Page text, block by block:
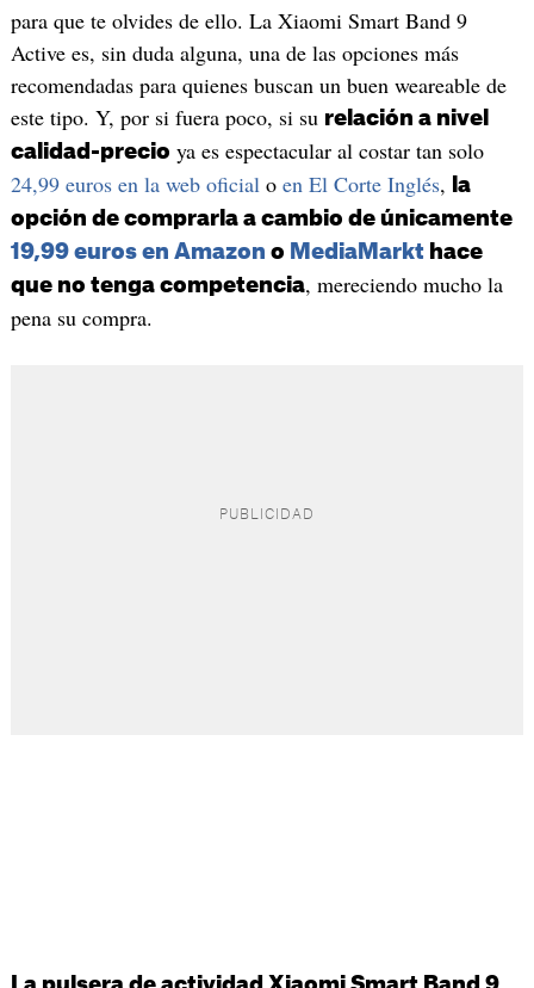
para que te olvides de ello. La Xiaomi Smart Band 9
Active es, sin duda alguna, una de las opciones más
recomendadas para quienes buscan un buen weareable de
este tipo. Y, por si fuera poco, si su relación a nivel
calidad-precio ya es espectacular al costar tan solo
24,99 euros en la web oficial o en El Corte Inglés,
la
opción de comprarla a cambio de únicamente
19,99 euros en Amazon o MediaMarkthace
que no tenga competencia, mereciendo mucho la
pena su compra.